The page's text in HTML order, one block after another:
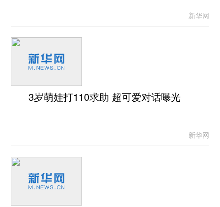
新华网
3岁萌娃打110求助 超可爱对话曝光
新华网